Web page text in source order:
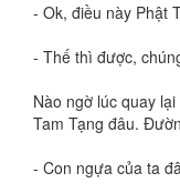
- Ok, điều này Phật
- Thế thì được,
Nào ngờ lúc quay
Tam Tạng đâu.
- Con ngựa của ta